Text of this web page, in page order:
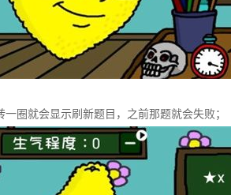
圈就会显示刷新题目，之前那题就会失败；